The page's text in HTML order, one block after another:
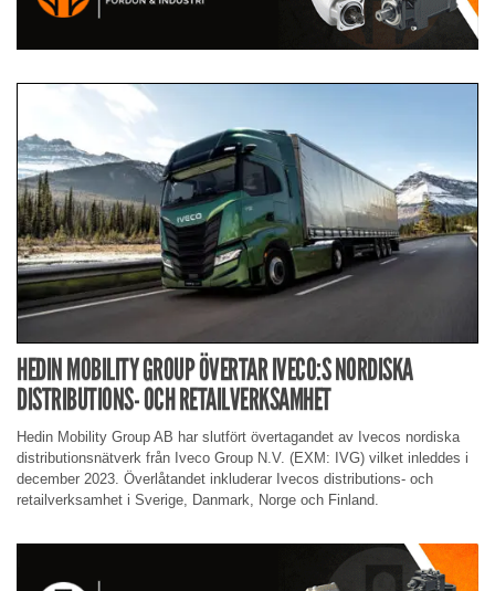
HEDIN MOBILITY GROUP ÖVERTAR IVECO:S NORDISKA
DISTRIBUTIONS- OCH RETAILVERKSAMHET
Hedin Mobility Group AB har slutfört övertagandet av Ivecos nordiska
distributionsnätverk från Iveco Group N.V. (EXM: IVG) vilket inleddes i
december 2023. Överlåtandet inkluderar Ivecos distributions- och
retailverksamhet i Sverige, Danmark, Norge och Finland.